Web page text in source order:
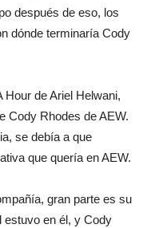
después de eso, los
dónde terminaría Cody
de Ariel Helwani,
Cody Rhodes de AEW.
se debía a que
que quería en AEW.
gran parte es su
estuvo en él, y Cody